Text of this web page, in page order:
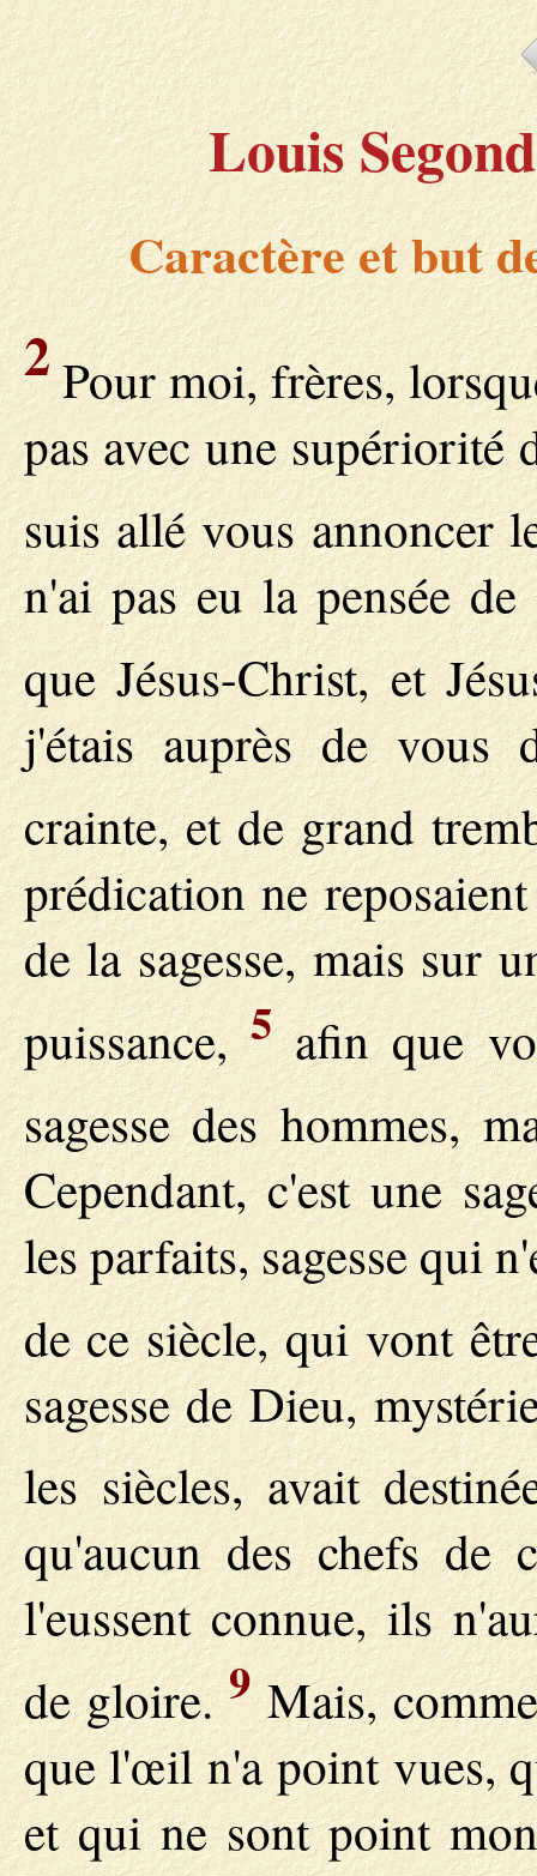
Louis
Caractère et but
2Pour moi, frères,
pas avec une supériorité
suis allé vous annoncer
n'ai pas eu la pensée
que Jésus-Christ, et
j'étais auprès de vous
crainte, et de grand
prédication ne
de la sagesse, mais sur
puissance,5afin que
sagesse des hommes,
Cependant, c'est une
les parfaits, sagesse qui
de ce siècle, qui vont
sagesse de Dieu,
les siècles, avait
qu'aucun des chefs de
l'eussent connue, ils
de gloire.9Mais,
que l'œil n'a point vues,
et qui ne sont point